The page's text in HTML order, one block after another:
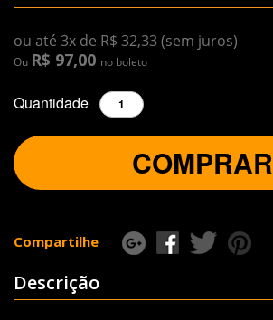
ou até 3x de R$ 32,33 (sem juros)
Ou R$ 97,00 no boleto
Quantidade
COMPRAR
Compartilhe
Descrição